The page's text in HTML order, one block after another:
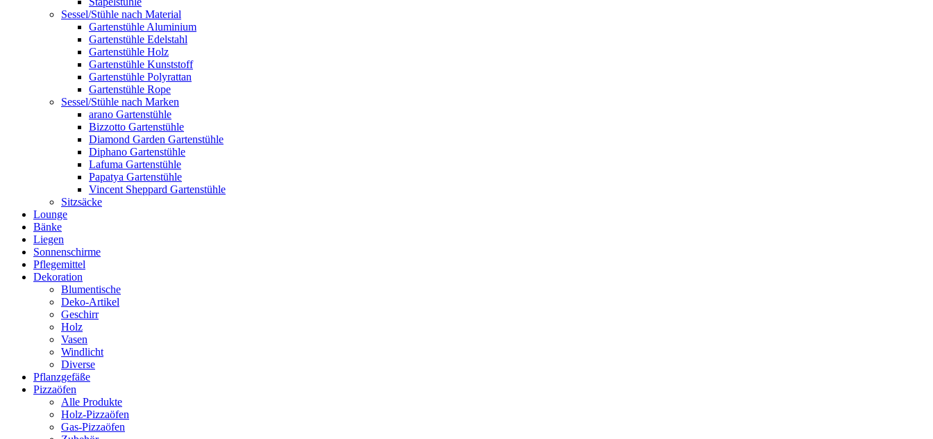
Sessel/Stühle nach Material
Gartenstühle Aluminium
Gartenstühle Edelstahl
Gartenstühle Holz
Gartenstühle Kunststoff
Gartenstühle Polyrattan
Gartenstühle Rope
Sessel/Stühle nach Marken
arano Gartenstühle
Bizzotto Gartenstühle
Diamond Garden Gartenstühle
Diphano Gartenstühle
Lafuma Gartenstühle
Papatya Gartenstühle
Vincent Sheppard Gartenstühle
Sitzsäcke
Lounge
Bänke
Liegen
Sonnenschirme
Pflegemittel
Dekoration
Blumentische
Deko-Artikel
Geschirr
Holz
Vasen
Windlicht
Diverse
Pflanzgefäße
Pizzaöfen
Alle Produkte
Holz-Pizzaöfen
Gas-Pizzaöfen